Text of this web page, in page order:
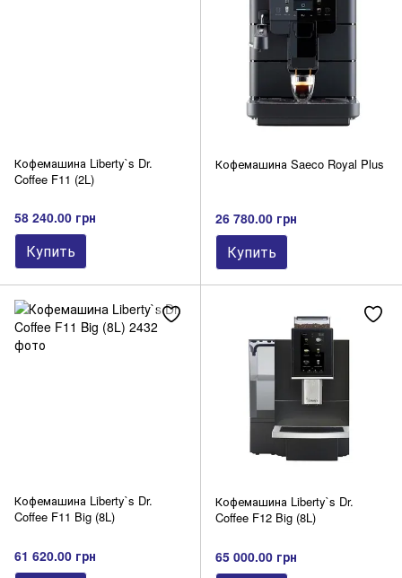
Кофемашина Liberty`s Dr.
Coffee F11 (2L)
58 240.00 грн
Купить
Кофемашина Saeco Royal Plus
26 780.00 грн
Купить
Кофемашина Liberty`s Dr.
Coffee F11 Big (8L)
61 620.00 грн
Кофемашина Liberty`s Dr.
Coffee F12 Big (8L)
65 000.00 грн